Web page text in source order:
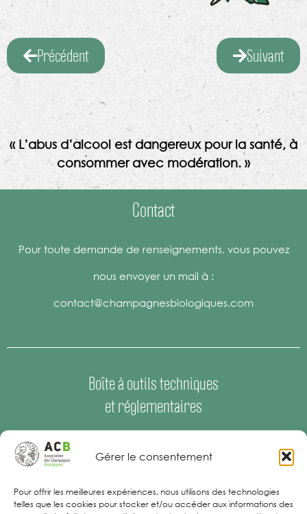
Gérer le consentement
Pour offrir les meilleures expériences, nous utilisons des technologies
telles que les cookies pour stocker et/ou accéder aux informations des
Précédent Suivant
« L’abus d’alcool est dangereux pour la santé, à
consommer avec modération. »
Contact
Pour toute demande de renseignements, vous pouvez
nous envoyer un mail à :
contact@champagnesbiologiques.com
Boîte à outils techniques
et réglementaires
Espace Presse